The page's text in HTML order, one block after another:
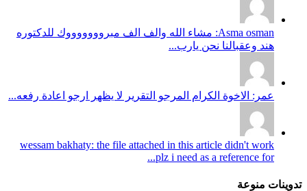
Asma osman: مشاء الله والف الف مبروووووووك للدكتوره
هند وعقبالنا نحن يارب...
عمر: الاخوة الكرام المرجو التقرير لا يظهر ارجو اعادة رفعه...
wessam bakhaty: the file attached in this article didn't work
plz i need as a reference for...
تدوينات منوعة